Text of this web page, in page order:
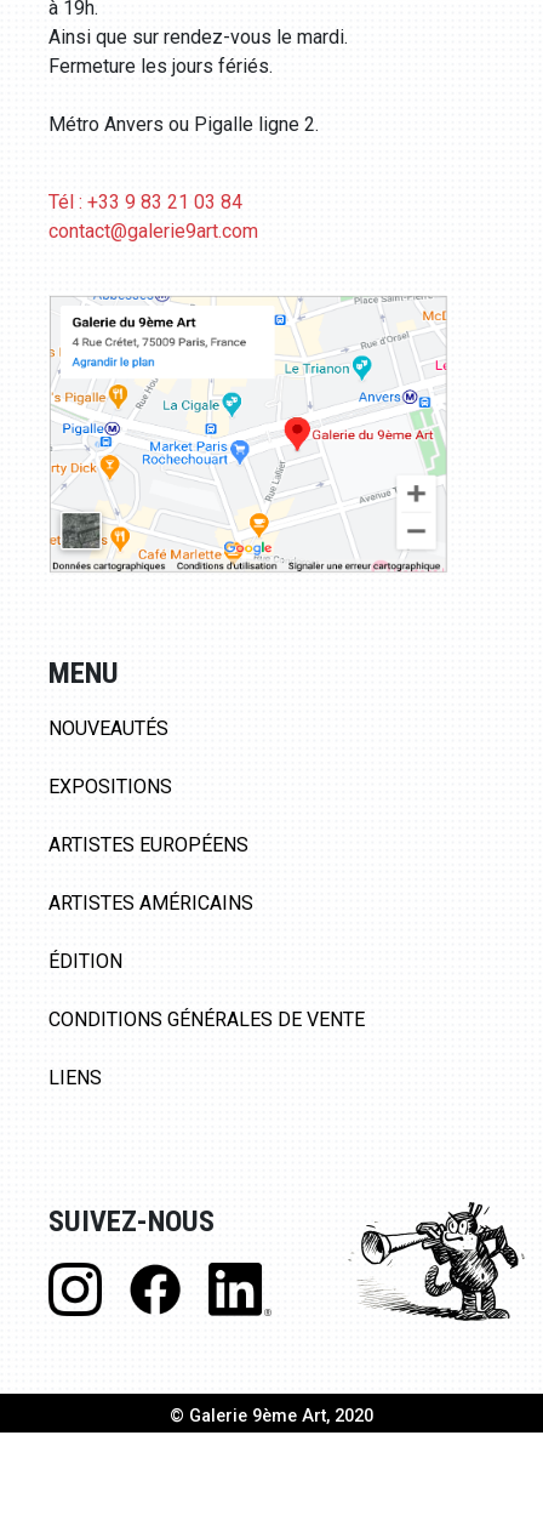
à 19h.
Ainsi que sur rendez-vous le mardi.
Fermeture les jours fériés.
Métro Anvers ou Pigalle ligne 2.
Tél : +33 9 83 21 03 84
contact@galerie9art.com
MENU
NOUVEAUTÉS
EXPOSITIONS
ARTISTES EUROPÉENS
ARTISTES AMÉRICAINS
ÉDITION
CONDITIONS GÉNÉRALES DE VENTE
LIENS
SUIVEZ-NOUS
© Galerie 9ème Art, 2020